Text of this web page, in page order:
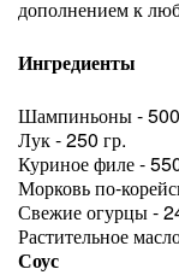
дополнением к
Ингредиенты
Шампиньоны -
Лук - 250 гр.
Куриное филе -
Морковь по-
Свежие огурцы -
Растительное
Соус